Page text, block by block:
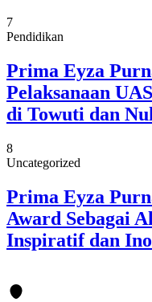
7
Pendidikan
Prima Eyza
Pelaksanaan
di Towuti dan
8
Uncategorized
Prima Eyza
Award Sebagai
Inspiratif dan